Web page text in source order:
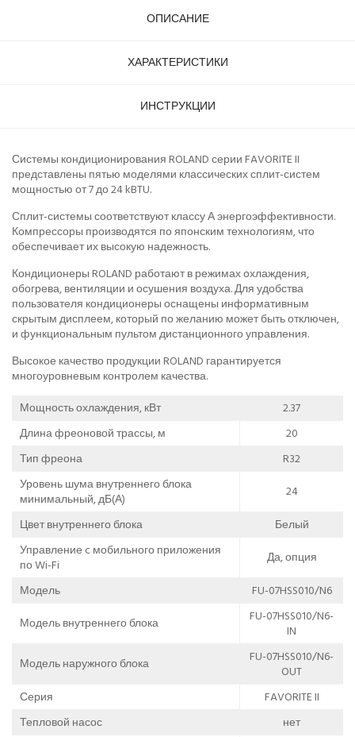
ОПИСАНИЕ
ХАРАКТЕРИСТИКИ
ИНСТРУКЦИИ
Системы кондиционирования ROLAND серии FAVORITE II
представлены пятью моделями классических сплит-систем
мощностью от 7 до 24 kBTU.
Сплит-системы соответствуют классу А энергоэффективности.
Компрессоры производятся по японским технологиям, что
обеспечивает их высокую надежность.
Кондиционеры ROLAND работают в режимах охлаждения,
обогрева, вентиляции и осушения воздуха. Для удобства
пользователя кондиционеры оснащены информативным
скрытым дисплеем, который по желанию может быть отключен,
и функциональным пультом дистанционного управления.
Высокое качество продукции ROLAND гарантируется
многоуровневым контролем качества.
Мощность охлаждения, кВт
2.37
Длина фреоновой трассы, м
20
Тип фреона
R32
Уровень шума внутреннего блока
минимальный, дБ(А)
24
Цвет внутреннего блока
Белый
Управление c мобильного приложения
по Wi-Fi
Да, опция
Модель
FU-07HSS010/N6
Модель внутреннего блока
FU-07HSS010/N6-
IN
Модель наружного блока
FU-07HSS010/N6-
OUT
Серия
FAVORITE II
Тепловой насос
нет